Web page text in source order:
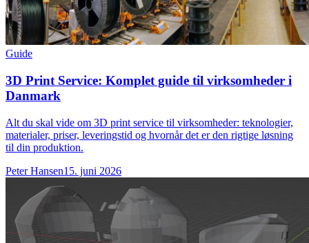
Guide
3D Print Service: Komplet guide til virksomheder i
Danmark
Alt du skal vide om 3D print service til virksomheder: teknologier,
materialer, priser, leveringstid og hvornår det er den rigtige løsning
til din produktion.
Peter Hansen15. juni 2026